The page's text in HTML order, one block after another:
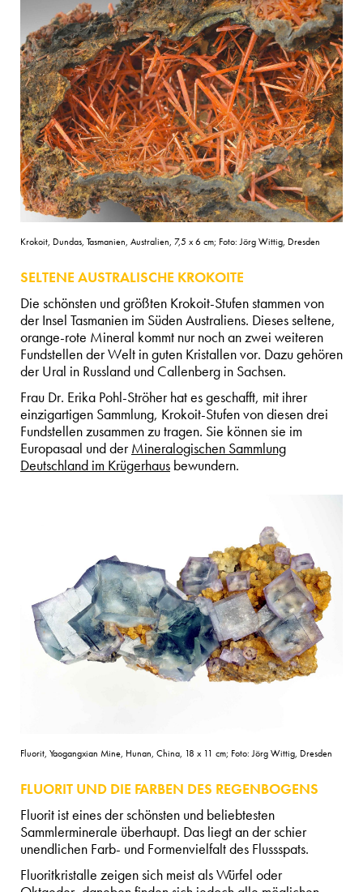
Krokoit, Dundas, Tasmanien, Australien, 7,5 x 6 cm; Foto: Jörg Wittig, Dresden
SELTENE AUSTRALISCHE KROKOITE
Die schönsten und größten Krokoit-Stufen stammen von
der Insel Tasmanien im Süden Australiens. Dieses seltene,
orange-rote Mineral kommt nur noch an zwei weiteren
Fundstellen der Welt in guten Kristallen vor. Dazu gehören
der Ural in Russland und Callenberg in Sachsen.
Frau Dr. Erika Pohl-Ströher hat es geschafft, mit ihrer
einzigartigen Sammlung, Krokoit-Stufen von diesen drei
Fundstellen zusammen zu tragen. Sie können sie im
Europasaal und derMineralogischen Sammlung
Deutschland im Krügerhaus bewundern.
Fluorit, Yaogangxian Mine, Hunan, China, 18 x 11 cm; Foto: Jörg Wittig, Dresden
FLUORIT UND DIE FARBEN DES REGENBOGENS
Fluorit ist eines der schönsten und beliebtesten
Sammlerminerale überhaupt. Das liegt an der schier
unendlichen Farb- und Formenvielfalt des Flussspats.
Fluoritkristalle zeigen sich meist als Würfel oder